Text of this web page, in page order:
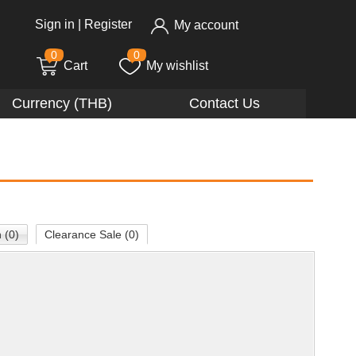
Sign in Register My account
0
Cart
0
My wishlist
Currency (THB) Contact Us
(0) Clearance Sale (0)